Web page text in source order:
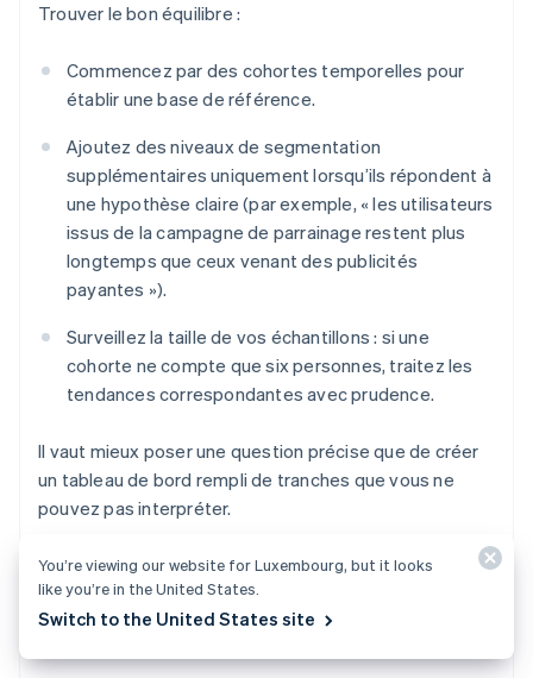
Trouver le bon équilibre :
Commencez par des cohortes temporelles pour
établir une base de référence.
Ajoutez des niveaux de segmentation
supplémentaires uniquement lorsqu’ils répondent à
une hypothèse claire (par exemple, « les utilisateurs
issus de la campagne de parrainage restent plus
longtemps que ceux venant des publicités
payantes »).
Surveillez la taille de vos échantillons : si une
cohorte ne compte que six personnes, traitez les
tendances correspondantes avec prudence.
Il vaut mieux poser une question précise que de créer
un tableau de bord rempli de tranches que vous ne
pouvez pas interpréter.
Mauvaise interprétation des
You’re viewing our website for Luxembourg, but it looks
like you’re in the United States.
Switch to the United States site